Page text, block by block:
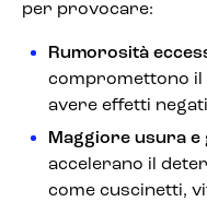
per provocare:
Rumorosità
compromettono il
avere effetti
Maggiore usura e
accelerano il
come cuscinetti,